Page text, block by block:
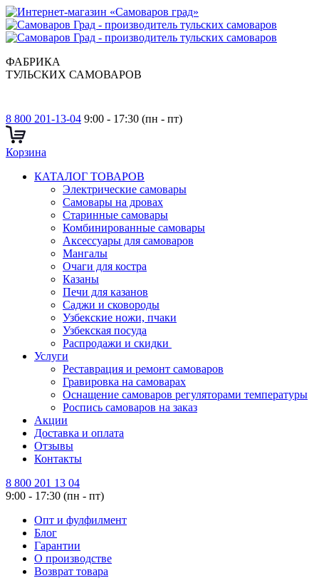
ФАБРИКА
ТУЛЬСКИХ САМОВАРОВ
8 800 201-13-04 9:00 - 17:30 (пн - пт)
Корзина
КАТАЛОГ ТОВАРОВ
Электрические самовары
Cамовары на дровах
Старинные самовары
Комбинированные самовары
Аксессуары для самоваров
Мангалы
Очаги для костра
Казаны
Печи для казанов
Саджи и сковороды
Узбекские ножи, пчаки
Узбекская посуда
Распродажи и скидки
Услуги
Реставрация и ремонт самоваров
Гравировка на самоварах
Оснащение самоваров регуляторами температуры
Роспись самоваров на заказ
Акции
Доставка и оплата
Отзывы
Контакты
8 800 201 13 04
9:00 - 17:30 (пн - пт)
Опт и фулфилмент
Блог
Гарантии
О производстве
Возврат товара